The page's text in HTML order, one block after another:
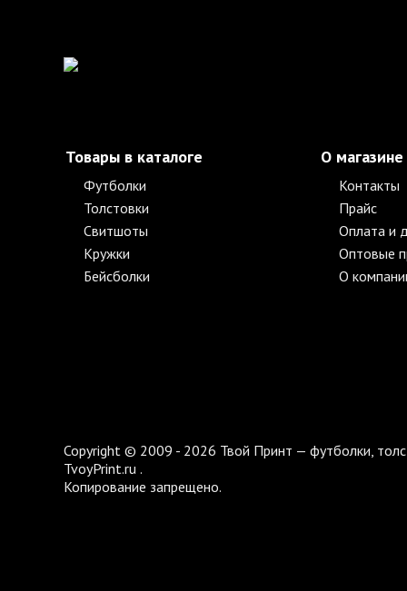
Товары в каталоге
Футболки
Толстовки
Свитшоты
Кружки
Бейсболки
О магазине
Контакты
Прайс
Оплата и
Оптовые
О
Copyright © 2009 - 2026 Твой Принт — футболки,
TvoyPrint.ru .
Копирование запрещено.